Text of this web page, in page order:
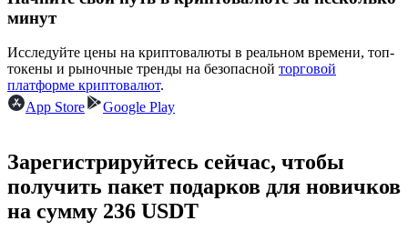
USDC фьючерсы
Фьючерсы с использованием USDC в качестве
минут
Исследуйте цены на криптовалюты в реальном времени, топ-
токены и рыночные тренды на безопасной торговой
платформе криптовалют.
App Store
Google Play
Зарегистрируйтесь сейчас, чтобы
получить пакет подарков для новичков
на сумму 236 USDT